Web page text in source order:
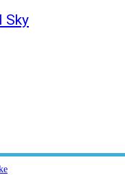
Sky